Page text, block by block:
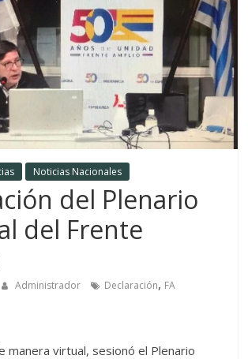
Noticias Nacionales
del Plenario
del Frente
Administrador Declaración, FA
manera virtual, sesionó el Plenario